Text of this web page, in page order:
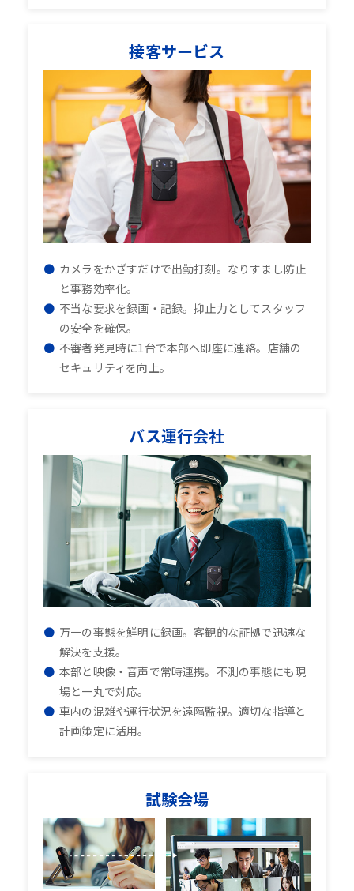
接客サービス
カメラをかざすだけで出勤打刻。なりすまし防止
と事務効率化。
不当な要求を録画・記録。抑止力としてスタッフ
の安全を確保。
不審者発見時に1台で本部へ即座に連絡。店舗の
セキュリティを向上。
バス運行会社
万一の事態を鮮明に録画。客観的な証拠で迅速な
解決を支援。
本部と映像・音声で常時連携。不測の事態にも現
場と一丸で対応。
車内の混雑や運行状況を遠隔監視。適切な指導と
計画策定に活用。
試験会場